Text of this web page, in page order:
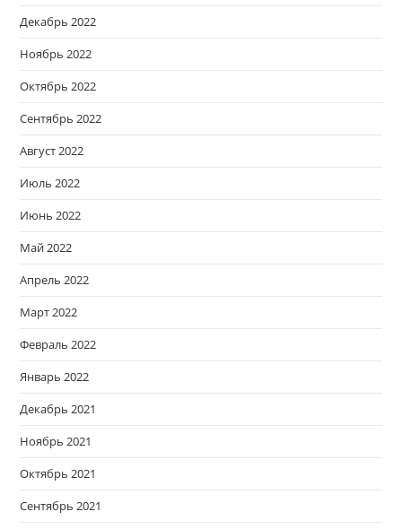
Декабрь 2022
Ноябрь 2022
Октябрь 2022
Сентябрь 2022
Август 2022
Июль 2022
Июнь 2022
Май 2022
Апрель 2022
Март 2022
Февраль 2022
Январь 2022
Декабрь 2021
Ноябрь 2021
Октябрь 2021
Сентябрь 2021